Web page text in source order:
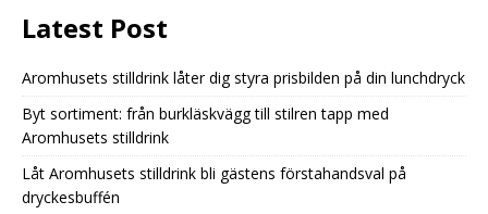
Latest Post
Aromhusets stilldrink låter dig styra prisbilden på din lunchdryck
Byt sortiment: från burkläskvägg till stilren tapp med
Aromhusets stilldrink
Låt Aromhusets stilldrink bli gästens förstahandsval på
dryckesbuffén